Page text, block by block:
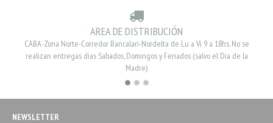
AREA DE DISTRIBUCIÓN
CABA-Zona Norte-Corredor Bancalari-Nordelta de Lu a Vi 9 a 18hs. No se
realizan entregas dias Sabados, Domingos y Feriados (salvo el Dia de la
Madre)
NEWSLETTER